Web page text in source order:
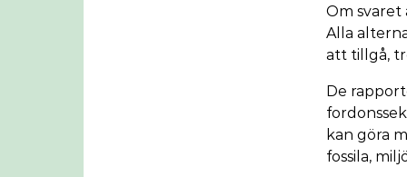
Om svaret
Alla
att tillgå,
De
kan göra
fossila,